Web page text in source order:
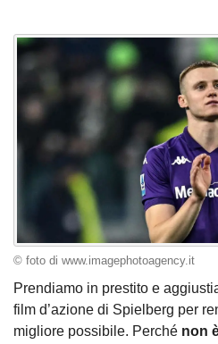
© foto di www.imagephotoagency.it
Prendiamo in prestito e
film d’azione di Spielberg per
migliore possibile. Perché non